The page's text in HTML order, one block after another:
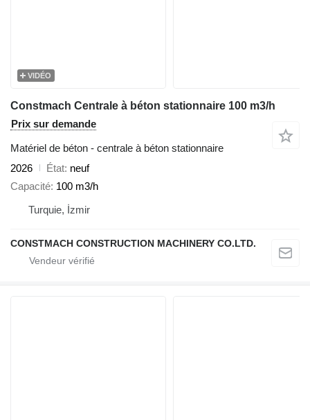
VIDÉO
Constmach Centrale à béton stationnaire 100 m3/h
Prix sur demande
Matériel de béton - centrale à béton stationnaire
2026
État neuf
Capacité 100 m3/h
Turquie, İzmir
CONSTMACH CONSTRUCTION MACHINERY CO.LTD.